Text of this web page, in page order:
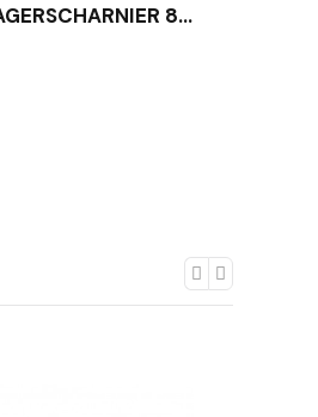
KOGELLAGERSCHARNIER 89X89MM BASICS LBSA8989 AFGERONDE HOEKEN